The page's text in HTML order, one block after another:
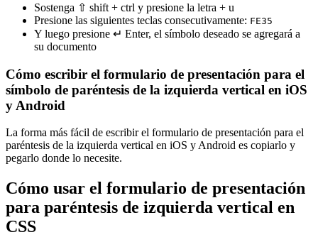
Sostenga ⇧ shift + ctrl y presione la letra + u
Presione las siguientes teclas consecutivamente: FE35
Y luego presione ↵ Enter, el símbolo deseado se agregará a
su documento
Cómo escribir el formulario de presentación para el
símbolo de paréntesis de la izquierda vertical en iOS
y Android
La forma más fácil de escribir el formulario de presentación para el
paréntesis de la izquierda vertical en iOS y Android es copiarlo y
pegarlo donde lo necesite.
Cómo usar el formulario de presentación
para paréntesis de izquierda vertical en
CSS